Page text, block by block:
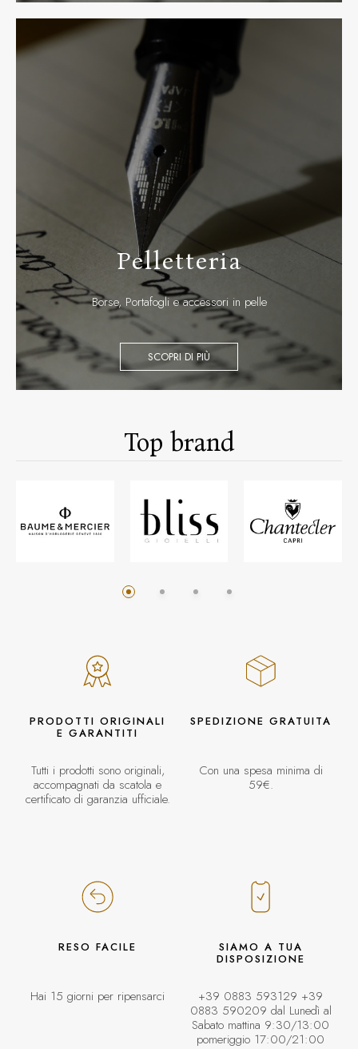
Pelletteria
Borse, Portafogli e accessori in pelle
SCOPRI DI PIÙ
Top brand
PRODOTTI ORIGINALI
E GARANTITI
Tutti i prodotti sono originali,
accompagnati da scatola e
certificato di garanzia ufficiale.
SPEDIZIONE GRATUITA
Con una spesa minima di
59€.
RESO FACILE
Hai 15 giorni per ripensarci
SIAMO A TUA
DISPOSIZIONE
+39 0883 593129 +39
0883 590209 dal Lunedì al
Sabato mattina 9:30/13:00
pomeriggio 17:00/21:00